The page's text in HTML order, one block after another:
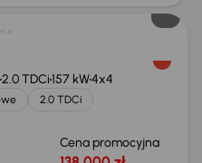
2.0 TDCi157 kW4x4
2.0 TDCi
Cena promocyjna